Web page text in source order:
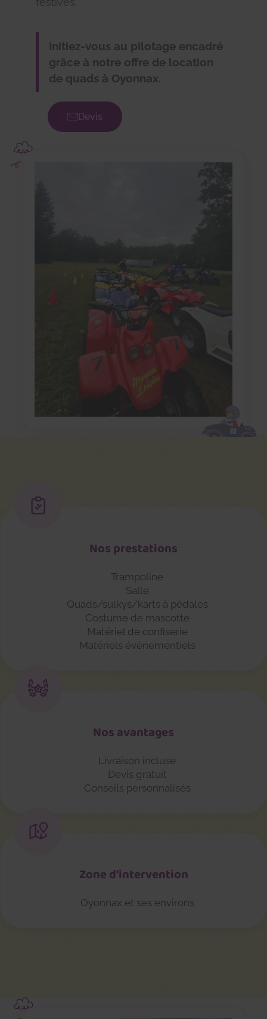
Initiez-vous au pilotage encadré
grâce à notre offre de location
de quads à Oyonnax.
Devis
Nos prestations
Trampoline
Salle
Quads/sulkys/karts à pédales
Costume de mascotte
Matériel de confiserie
Matériels évènementiels
Nos avantages
Livraison incluse
Devis gratuit
Conseils personnalisés
Zone d'intervention
Oyonnax et ses environs